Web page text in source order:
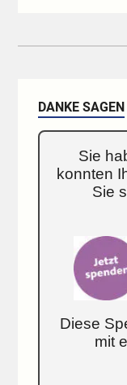
DANKE SAGEN
Sie
konnten
Sie
Diese
mit